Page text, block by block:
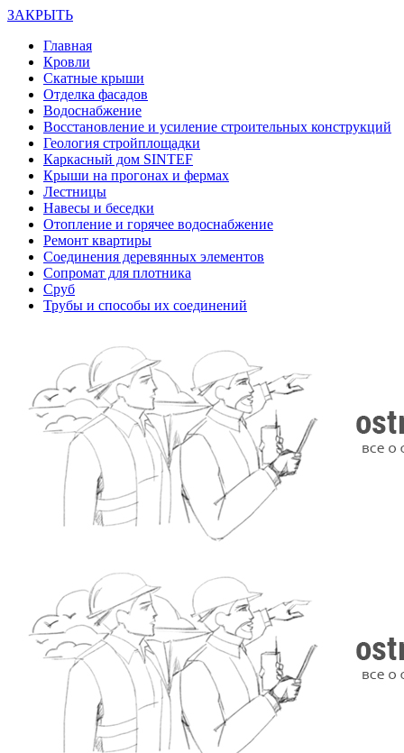
ЗАКРЫТЬ
Главная
Кровли
Скатные крыши
Отделка фасадов
Водоснабжение
Восстановление и усиление строительных конструкций
Геология стройплощадки
Каркасный дом SINTEF
Крыши на прогонах и фермах
Лестницы
Навесы и беседки
Отопление и горячее водоснабжение
Ремонт квартиры
Соединения деревянных элементов
Сопромат для плотника
Сруб
Трубы и способы их соединений